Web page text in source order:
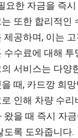
요한 자금을 즉
또한 합리적인
제공하며, 이는
수수료에 대해
서비스는 다양
때, 카드깡 희
인해 차량 수
왔을 때 즉시 자
도록 도와줍니다.